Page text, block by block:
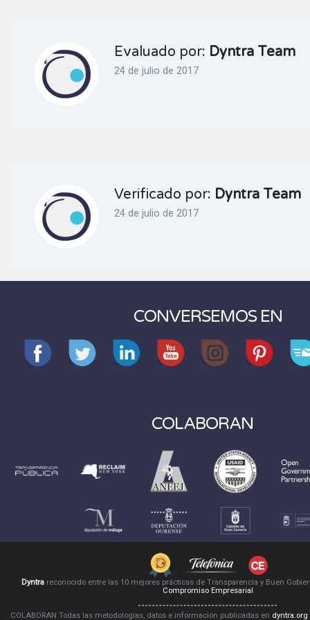
Evaluado por: Dyntra Team
24 de julio de 2017
Verificado por: Dyntra Team
24 de julio de 2017
CONVERSEMOS EN
COLABORAN
Dyntrareconocido entre las 10 mejores prácticas de Transparencia y Buen
Compromiso Empresarial
COLABORAN Todas las metodologías, datos e información publicadas en dyntra.org